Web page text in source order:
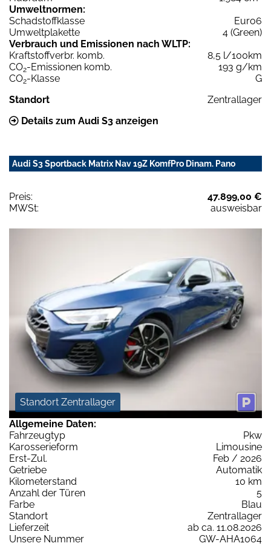
Umweltnormen:
Schadstoffklasse
Euro6
Umweltplakette
4 (Green)
Verbrauch und Emissionen nach WLTP:
Kraftstoffverbr. komb.
8,5 l/100km
CO2-Emissionen komb.
193 g/km
CO2-Klasse
G
Standort
Zentrallager
Details zum Audi S3 anzeigen
Audi S3 Sportback Matrix Nav 19Z KomfPro Dinam. Pano
Preis:
47.899,00 €
MWSt:
ausweisbar
Standort Zentrallager
Allgemeine Daten:
Fahrzeugtyp
Pkw
Karosserieform
Limousine
Erst-Zul.
Feb / 2026
Getriebe
Automatik
Kilometerstand
10 km
Anzahl der Türen
5
Farbe
Blau
Standort
Zentrallager
Lieferzeit
ab ca. 11.08.2026
Unsere Nummer
GW-AHA1064